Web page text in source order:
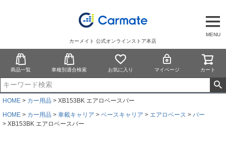
MENU
カーメイト 公式オンラインストア本店
商品一覧 車種別適合検索 お気に入り マイページ カート
HOME カー用品
XB153BK エアロベースバー
HOME
カー用品 車載キャリア ベースキャリア エアロベース
バー
XB153BK エアロベースバー